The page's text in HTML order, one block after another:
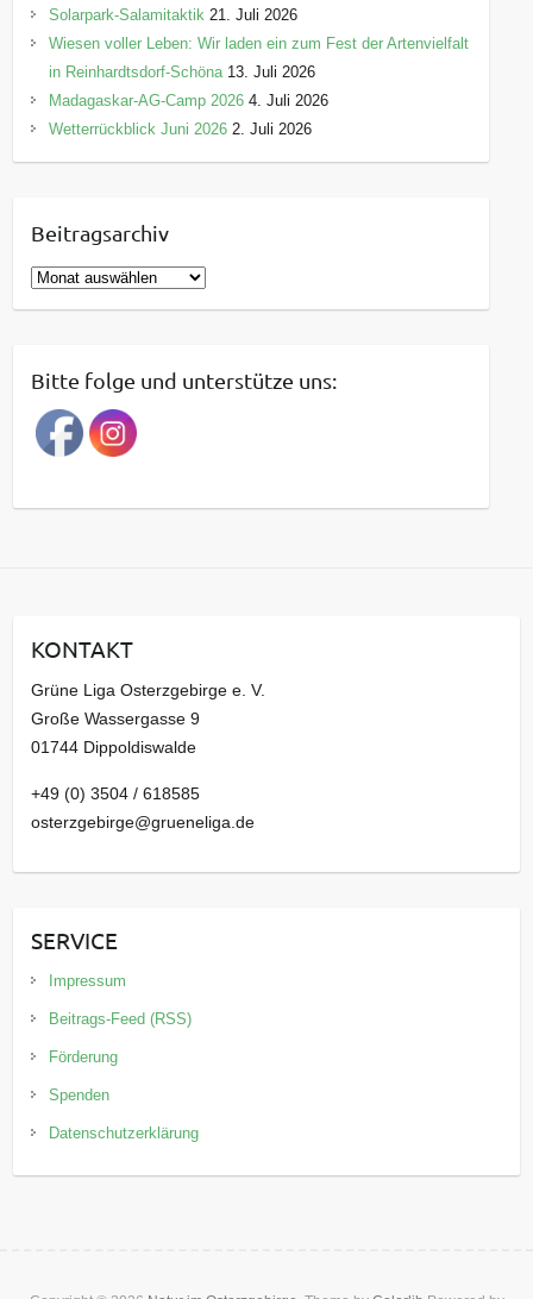
Solarpark-Salamitaktik 21. Juli 2026
Wiesen voller Leben: Wir laden ein zum Fest der Artenvielfalt
in Reinhardtsdorf-Schöna 13. Juli 2026
Madagaskar-AG-Camp 2026 4. Juli 2026
Wetterrückblick Juni 2026 2. Juli 2026
Beitragsarchiv
B
e
r
a
g
a
v
Bitte folge und unterstütze uns:
KONTAKT
Grüne Liga Osterzgebirge e. V.
Große Wassergasse 9
01744 Dippoldiswalde
+49 (0) 3504 / 618585
osterzgebirge@grueneliga.de
SERVICE
Impressum
Beitrags-Feed (RSS)
Förderung
Spenden
Datenschutzerklärung